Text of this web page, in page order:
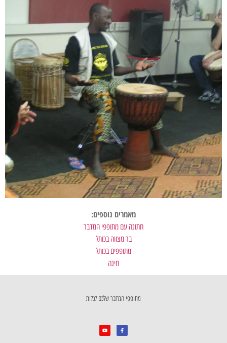
מאמרים נוספים:
חתונה עם מתופפי המדבר
בר מצווה בכותל
מתופפים בכותל
חינה
מתופפי המדבר שלכם לגלות